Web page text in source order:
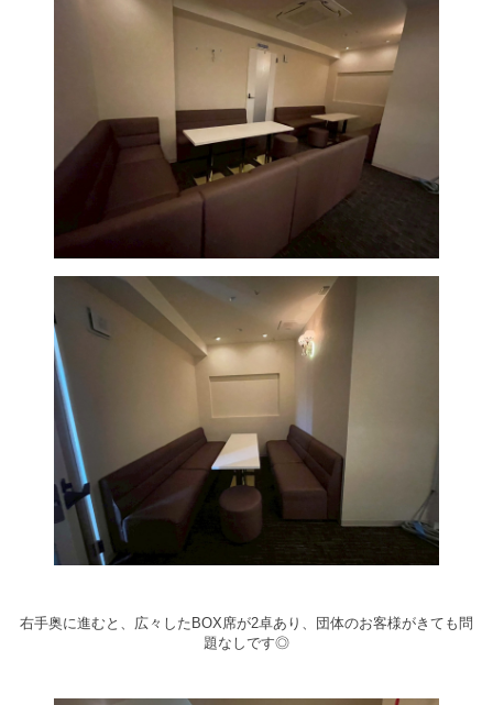
右手奥に進むと、広々したBOX席が2卓あり、団体のお客様がきても問
題なしです◎